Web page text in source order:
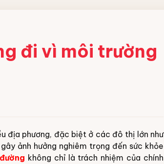
đi vì môi trường
địa phương, đặc biệt ở các đô thị lớn như
ảnh hưởng nghiêm trọng đến sức khỏe
không chỉ là trách nhiệm của chính